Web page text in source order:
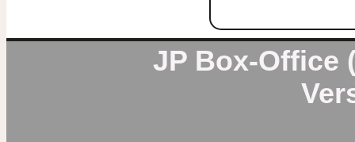
JP Box-Office